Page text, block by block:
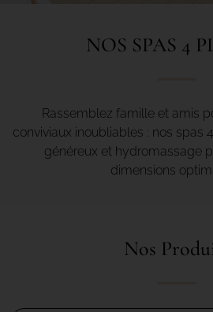
NOS SPAS 4
Rassemblez famille et amis
conviviaux inoubliables : nos spas
généreux et hydromassage
dimensions
Nos